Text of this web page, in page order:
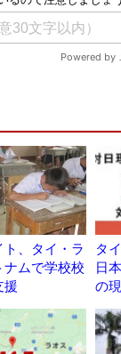
ト、タイ・ラ
ナムで学校校
援
タ
日
の